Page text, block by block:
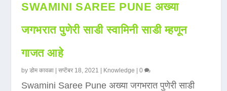
SWAMINI SAREE PUNE अख्या
जगभरात पुणेरी साडी स्वामिनी साडी म्हणून
गाजत आहे
byडोम कावळा |सप्टेंबर 18, 2021 Knowledge |0
Swamini Saree Pune अख्या जगभरात पुणेरी साडी